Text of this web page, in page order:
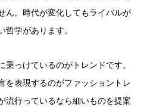
ん。時代が変化してもライバルが
哲学があります。
っけているのがトレンドです。
を表現するのがファッショントレ
流行っているなら細いものを提案